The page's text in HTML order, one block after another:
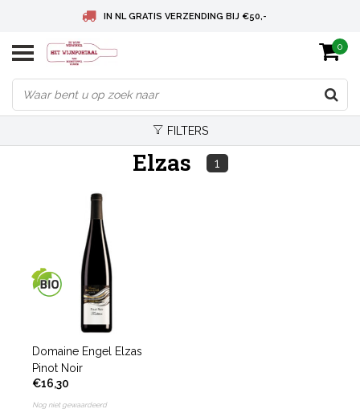
IN NL GRATIS VERZENDING BIJ €50,-
BELGIE GRATIS VERZENDING BIJ € 75
DEUTSCHLAND VERSANDKOSTENFREI AB € 75
0
FILTERS
Elzas 1
Domaine Engel Elzas
Pinot Noir
€16,30
Nog niet gewaardeerd